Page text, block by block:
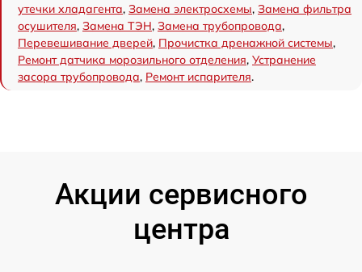
утечки хладагента, Замена электросхемы, Замена фильтра
осушителя, Замена ТЭН, Замена трубопровода,
Перевешивание дверей, Прочистка дренажной системы,
Ремонт датчика морозильного отделения, Устранение
засора трубопровода, Ремонт испарителя.
Акции сервисного
центра